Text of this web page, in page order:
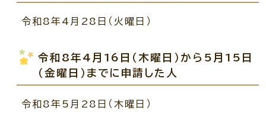
令和8年4月28日（火曜日）
令和8年4月16日（木曜日）から5月15日
（金曜日）までに申請した人
令和8年5月28日（木曜日）